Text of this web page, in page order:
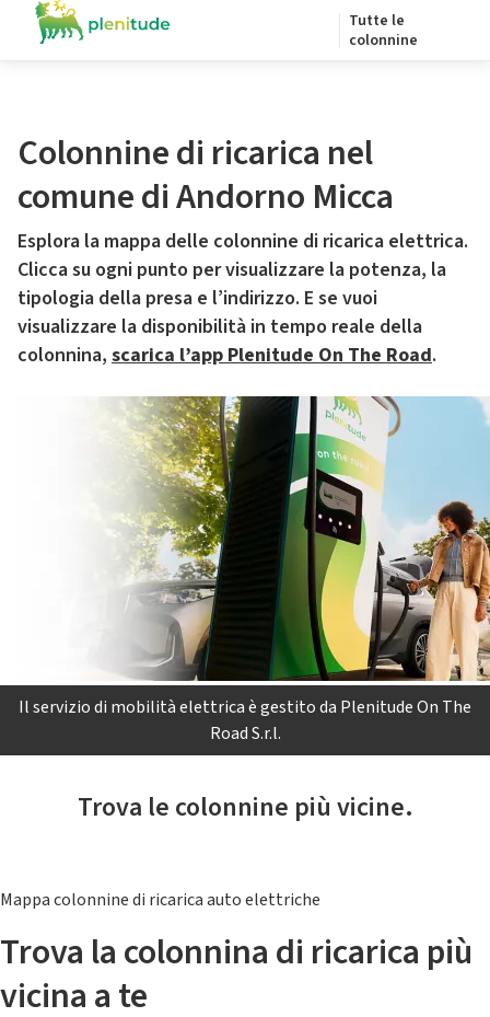
Tutte le
colonnine
Colonnine di ricarica nel
comune di Andorno Micca
Esplora la mappa delle colonnine di ricarica elettrica.
Clicca su ogni punto per visualizzare la potenza, la
tipologia della presa e l’indirizzo. E se vuoi
visualizzare la disponibilità in tempo reale della
colonnina, scarica l’app Plenitude On The Road.
Il servizio di mobilità elettrica è gestito da Plenitude On The
Road S.r.l.
Trova le colonnine più vicine.
Mappa colonnine di ricarica auto elettriche
Trova la colonnina di ricarica più
vicina a te